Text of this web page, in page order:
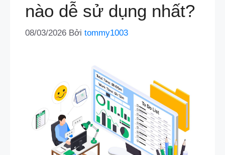
nào dễ sử dụng nhất?
08/03/2026 Bởi tommy1003